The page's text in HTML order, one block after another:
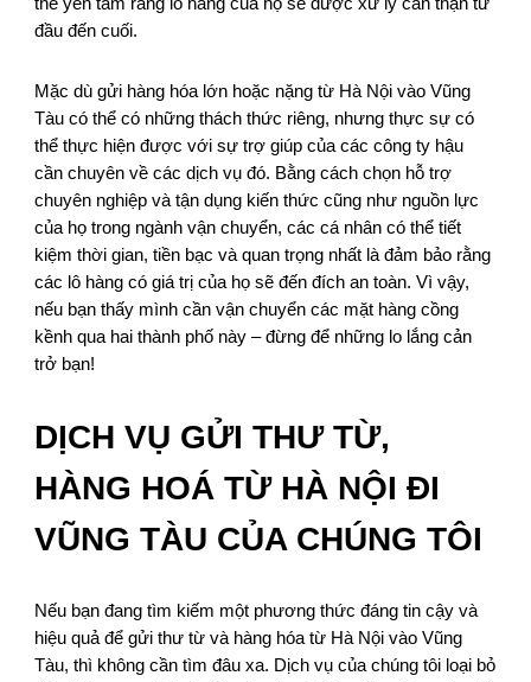
đầu đến cuối.
Mặc dù gửi hàng hóa lớn hoặc nặng từ Hà Nội vào Vũng
Tàu có thể có những thách thức riêng, nhưng thực sự có
thể thực hiện được với sự trợ giúp của các công ty hậu
cần chuyên về các dịch vụ đó. Bằng cách chọn hỗ trợ
chuyên nghiệp và tận dụng kiến thức cũng như nguồn lực
của họ trong ngành vận chuyển, các cá nhân có thể tiết
kiệm thời gian, tiền bạc và quan trọng nhất là đảm bảo rằng
các lô hàng có giá trị của họ sẽ đến đích an toàn. Vì vậy,
nếu bạn thấy mình cần vận chuyển các mặt hàng cồng
kềnh qua hai thành phố này – đừng để những lo lắng cản
trở bạn!
DỊCH VỤ GỬI THƯ TỪ,
HÀNG HOÁ TỪ HÀ NỘI ĐI
VŨNG TÀU CỦA CHÚNG TÔI
Nếu bạn đang tìm kiếm một phương thức đáng tin cậy và
hiệu quả để gửi thư từ và hàng hóa từ Hà Nội vào Vũng
Tàu, thì không cần tìm đâu xa. Dịch vụ của chúng tôi loại bỏ